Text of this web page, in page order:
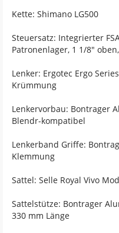
Kette: Shimano LG500
Steuersatz: Integrierter
Patronenlager, 1 1/8"
Lenker: Ergotec Ergo
Krümmung
Lenkervorbau: Bontrager
Blendr-kompatibel
Lenkerband Griffe:
Klemmung
Sattel: Selle Royal Vivo
Sattelstütze: Bontrager
330 mm Länge